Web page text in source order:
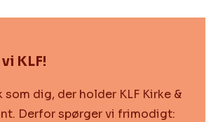
KLF!
dig, der holder KLF Kirke &
Derfor spørger vi frimodigt: